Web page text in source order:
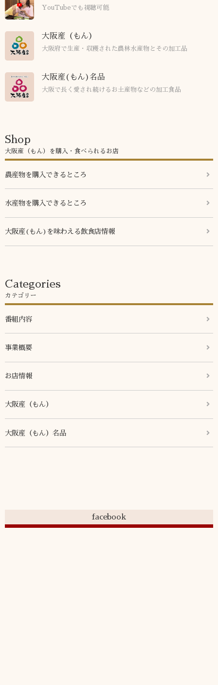
YouTubeでも視聴可能
大阪産（もん）
大阪府で生産・収穫された農林水産物とその加工品
大阪産(もん)名品
大阪で長く愛され続けるお土産物などの加工食品
Shop
大阪産（もん）を購入・食べられるお店
農産物を購入できるところ
水産物を購入できるところ
大阪産(もん)を味わえる飲食店情報
Categories
カテゴリー
番組内容
事業概要
お店情報
大阪産（もん）
大阪産（もん）名品
facebook